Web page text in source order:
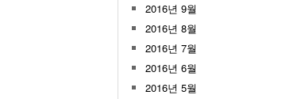
2016년 9월
2016년 8월
2016년 7월
2016년 6월
2016년 5월